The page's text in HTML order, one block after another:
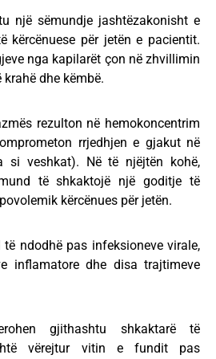
një sëmundje jashtëzakonisht e
kërcënuese për jetën e pacientit.
nga kapilarët çon në zhvillimin
krahë dhe këmbë.
rezulton në hemokoncentrim
rrjedhjen e gjakut në
si veshkat). Në të njëjtën kohë,
të shkaktojë një goditje të
kërcënues për jetën.
të ndodhë pas infeksioneve virale,
inflamatore dhe disa trajtimeve
gjithashtu shkaktarë të
vërejtur vitin e fundit pas